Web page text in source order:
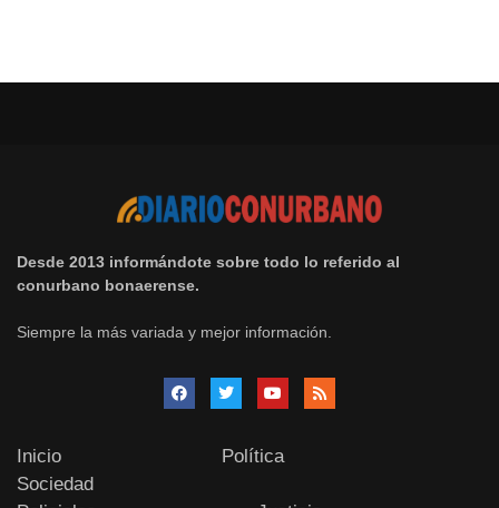
Desde 2013 informándote sobre todo lo referido al
conurbano bonaerense.
Siempre la más variada y mejor información.
Inicio
Política
Sociedad